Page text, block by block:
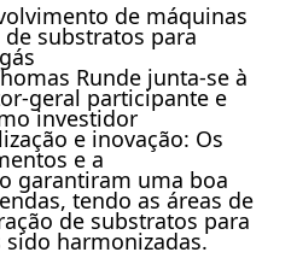
de máquinas
substratos para
Runde junta-se à
geral participante e
investidor
e inovação: Os
e a
garantiram uma boa
tendo as áreas de
de substratos para
harmonizadas.